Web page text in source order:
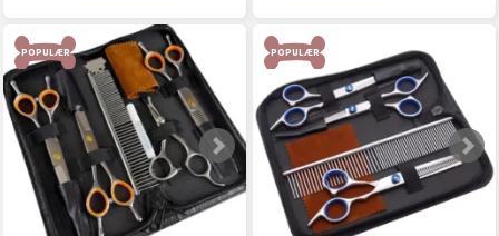
POPULÆR POPULÆR